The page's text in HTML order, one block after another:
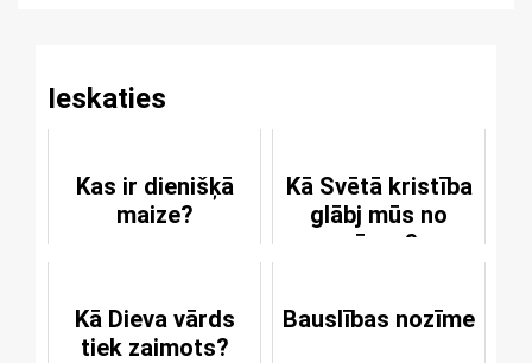
Ieskaties
Kas ir dienišķā
maize?
Kā Svētā kristība
glābj mūs no
nāves?
Kā Dieva vārds
tiek zaimots?
Bauslības nozīme